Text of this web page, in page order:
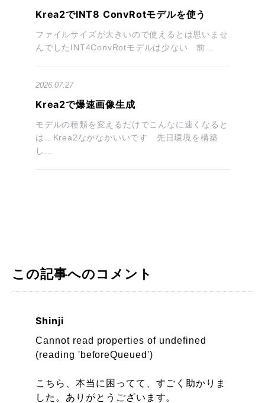
Krea2でINT8 ConvRotモデルを使う
ファイルサイズが大きいので使えるとは思いませ
んでしたINT4ConvRotモデルは少ない 前...
2026.07.27
Krea2で爆速画像生成
モデルの種類を変えるだけでこんなに速くなると
は…Krea2なかなかいいです 先日環境を構築
し...
この記事へのコメント
Shinji
Cannot read properties of undefined
(reading 'beforeQueued')
こちら、本当に困ってて、すごく助かりま
した。ありがとうございます。